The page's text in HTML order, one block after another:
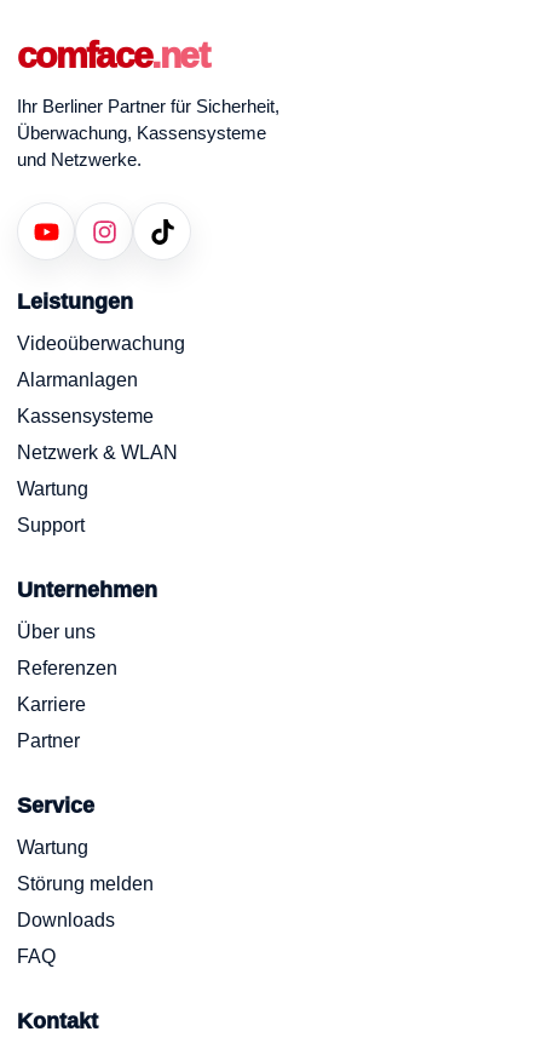
comface.net
Ihr Berliner Partner für Sicherheit,
Überwachung, Kassensysteme
und Netzwerke.
Leistungen
Videoüberwachung
Alarmanlagen
Kassensysteme
Netzwerk & WLAN
Wartung
Support
Unternehmen
Über uns
Referenzen
Karriere
Partner
Service
Wartung
Störung melden
Downloads
FAQ
Kontakt